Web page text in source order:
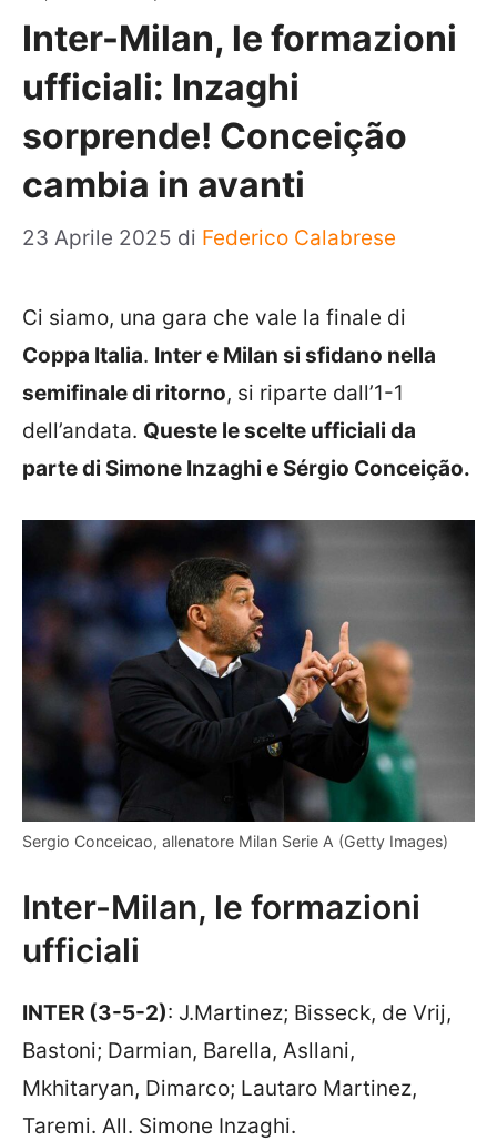
Inter-Milan, le formazioni
ufficiali: Inzaghi
sorprende! Conceição
cambia in avanti
23 Aprile 2025 di Federico Calabrese
Ci siamo, una gara che vale la finale di
Coppa Italia. Inter e Milan si sfidano nella
semifinale di ritorno, si riparte dall’1-1
dell’andata. Queste le scelte ufficiali da
parte di Simone Inzaghi e Sérgio Conceição.
Sergio Conceicao, allenatore Milan Serie A (Getty Images)
Inter-Milan, le formazioni
ufficiali
INTER (3-5-2): J.Martinez; Bisseck, de Vrij,
Bastoni; Darmian, Barella, Asllani,
Mkhitaryan, Dimarco; Lautaro Martinez,
Taremi. All. Simone Inzaghi.